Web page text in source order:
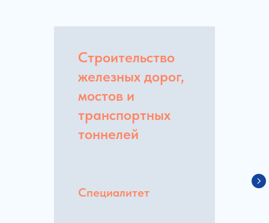
Строительство
железных дорог,
мостов и
транспортных
тоннелей
Специалитет